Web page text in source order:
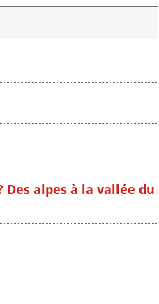
alpes à la vallée du